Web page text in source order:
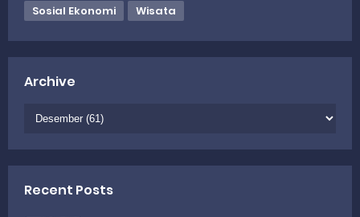
Sosial Ekonomi
Wisata
Archive
Recent Posts